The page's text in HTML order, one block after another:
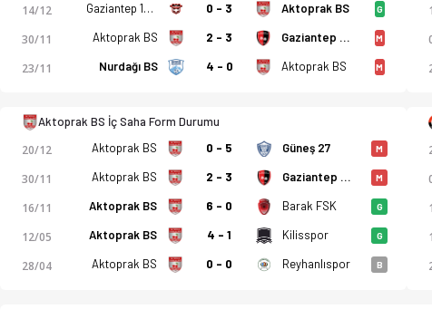
Aktoprak Belediyespor - Gaziantep Gazispor 0-3 bitti. Gol
14/12 Gaziantep 1969 0 - 3 Aktoprak BS G
30/11 Aktoprak BS 2 - 3 Gaziantep Sanayi Esnafspor M
23/11 Nurdağı BS 4 - 0 Aktoprak BS M
Aktoprak BS İç Saha Form Durumu
20/12 Aktoprak BS 0 - 5 Güneş 27 M
30/11 Aktoprak BS 2 - 3 Gaziantep Sanayi Esnafspor M
16/11 Aktoprak BS 6 - 0 Barak FSK G
12/05 Aktoprak BS 4 - 1 Kilisspor G
28/04 Aktoprak BS 0 - 0 Reyhanlıspor B